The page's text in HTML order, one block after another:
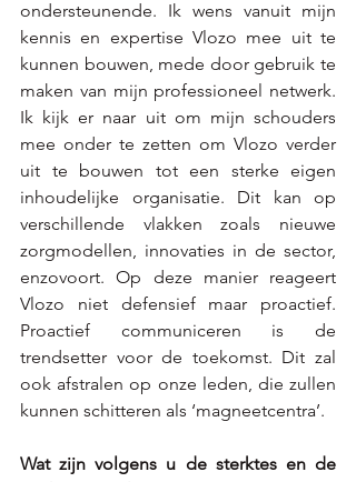
ondersteunende. Ik wens vanuit mijn
kennis en expertise Vlozo mee uit te
kunnen bouwen, mede door gebruik te
maken van mijn professioneel netwerk.
Ik kijk er naar uit om mijn schouders
mee onder te zetten om Vlozo verder
uit te bouwen tot een sterke eigen
inhoudelijke organisatie. Dit kan op
verschillende vlakken zoals nieuwe
zorgmodellen, innovaties in de sector,
enzovoort. Op deze manier reageert
Vlozo niet defensief maar proactief.
Proactief communiceren is de
trendsetter voor de toekomst. Dit zal
ook afstralen op onze leden, die zullen
kunnen schitteren als ‘magneetcentra’.
Wat zijn volgens u de sterktes en de